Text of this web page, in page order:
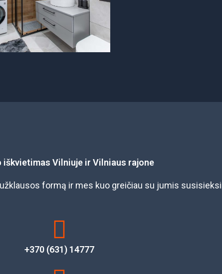
iškvietimas Vilniuje ir Vilniaus rajone
formą ir mes kuo greičiau su jumis
+370 (631) 14777